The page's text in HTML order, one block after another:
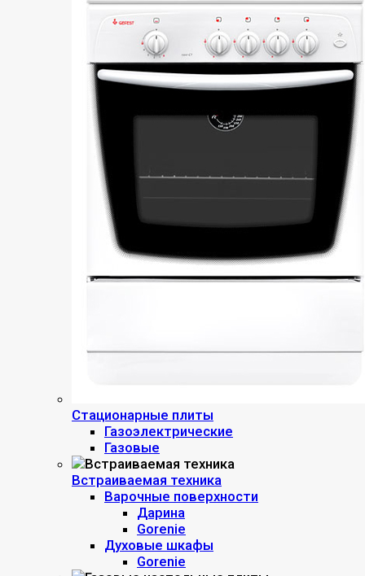
Стационарные плиты
Газоэлектрические
Газовые
Встраиваемая техника
Варочные поверхности
Дарина
Gorenie
Духовые шкафы
Gorenie